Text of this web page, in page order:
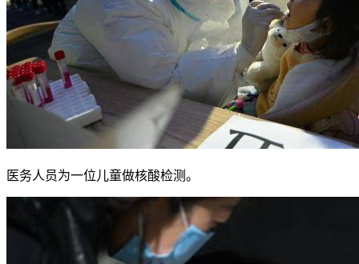
医务人员为一位儿童做核酸检测。